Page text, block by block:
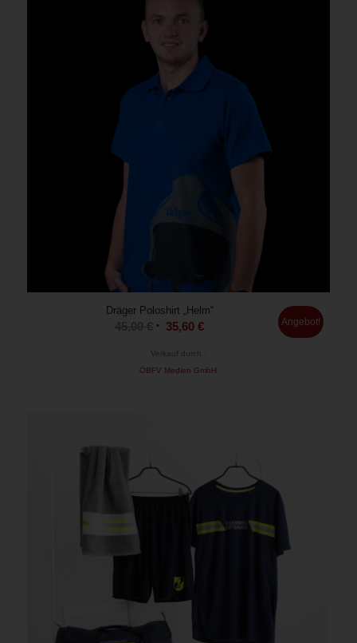
Dräger Poloshirt „Helm“
35,60€ Angebot!
Verkauf durch :
ÖBFV Medien GmbH